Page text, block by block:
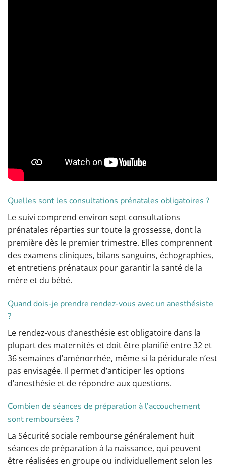
Quelles sont les consultations prénatales obligatoires ?
Le suivi comprend environ sept consultations
prénatales réparties sur toute la grossesse, dont la
première dès le premier trimestre. Elles comprennent
des examens cliniques, bilans sanguins, échographies,
et entretiens prénataux pour garantir la santé de la
mère et du bébé.
Quand dois-je prendre rendez-vous avec un anesthésiste
?
Le rendez-vous d’anesthésie est obligatoire dans la
plupart des maternités et doit être planifié entre 32 et
36 semaines d’aménorrhée, même si la péridurale n’est
pas envisagée. Il permet d’anticiper les options
d’anesthésie et de répondre aux questions.
Combien de séances de préparation à l’accouchement
sont remboursées ?
La Sécurité sociale rembourse généralement huit
séances de préparation à la naissance, qui peuvent
être réalisées en groupe ou individuellement selon les